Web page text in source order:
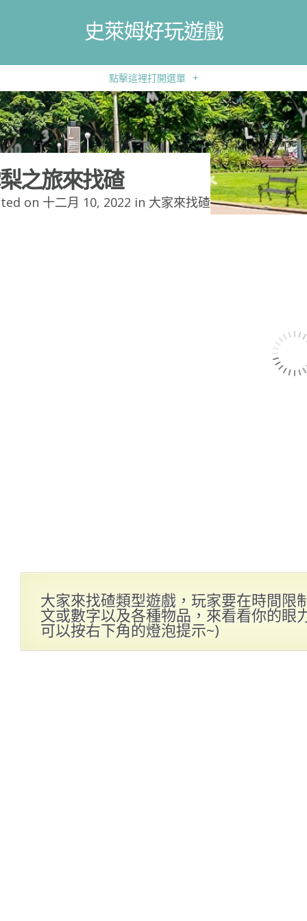
史萊姆好玩遊戲
點擊這裡打開選單 +
之旅來找碴
on 十二月 10, 2022 in 大家來找碴
大家來找碴類型遊戲，玩家要在時間限
文或數字以及各種物品，來看看你的眼
可以按右下角的燈泡提示~)